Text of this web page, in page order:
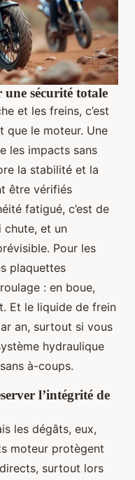
une sécurité totale
et les freins, c’est
que le moteur. Une
les impacts sans
la stabilité et la
être vérifiés
fatigué, c’est de
chute, et un
Pour les
plaquettes
: en boue,
Et le liquide de frein
an, surtout si vous
hydraulique
à-coups.
l’intégrité de
les dégâts, eux,
moteur protègent
surtout lors